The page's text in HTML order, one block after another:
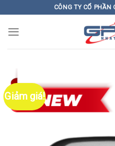
content
CÔNG TY CỔ PHẦN
Giảm giá!